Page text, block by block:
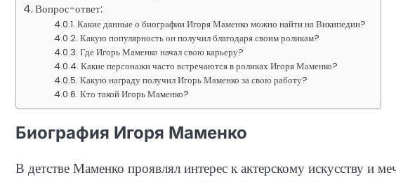
Вопрос-ответ:
Какие данные о биографии Игоря Маменко можно найти на Википедии?
Какую популярность он получил благодаря своим роликам?
Где Игорь Маменко начал свою карьеру?
Какие персонажи часто встречаются в роликах Игоря Маменко?
Какую награду получил Игорь Маменко за свою работу?
Кто такой Игорь Маменко?
Биография Игоря Маменко
В детстве Маменко проявлял интерес к актерскому искусству и